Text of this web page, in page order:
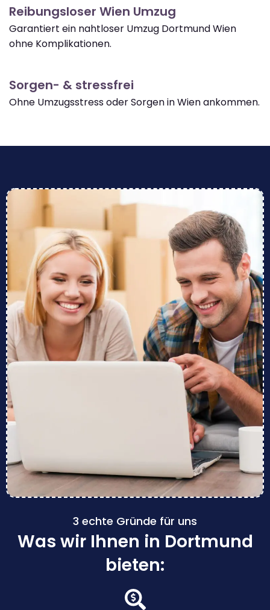
Reibungsloser Wien Umzug
Garantiert ein nahtloser Umzug Dortmund Wien
ohne Komplikationen.
Sorgen- & stressfrei
Ohne Umzugsstress oder Sorgen in Wien ankommen.
3 echte Gründe für uns
Was wir Ihnen in Dortmund
bieten: